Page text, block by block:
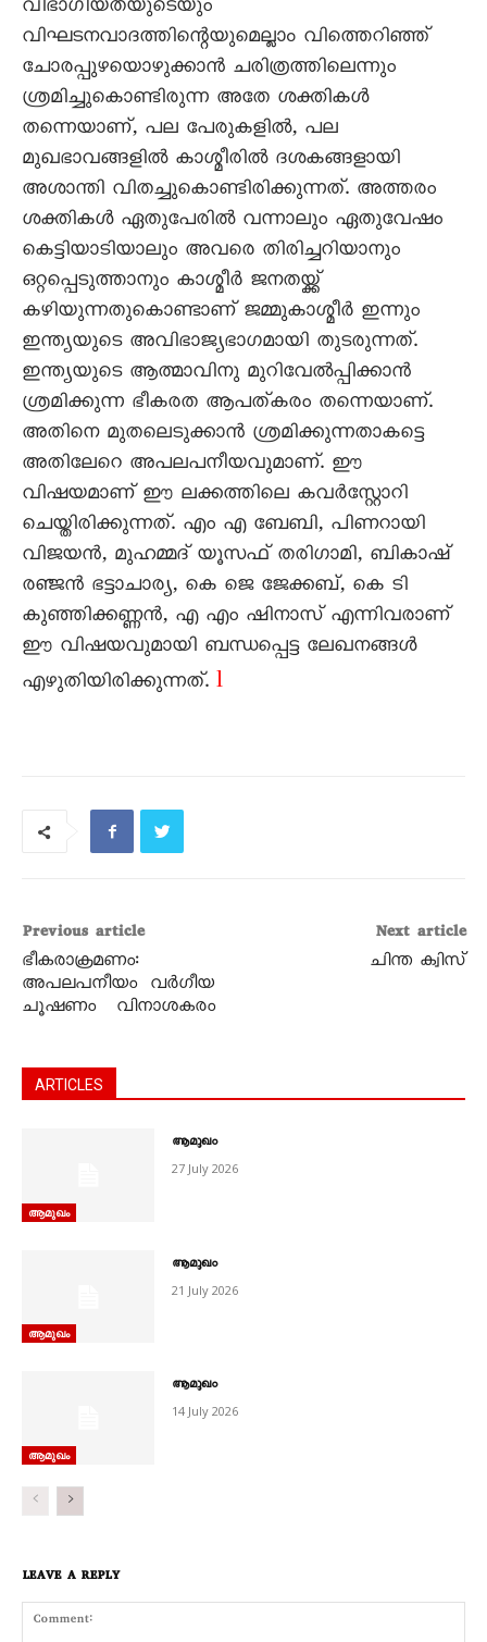
വിഭാഗീയതയുടെയും
വിഘടനവാദത്തിന്റെയുമെല്ലാം വിത്തെറിഞ്ഞ്
ചോരപ്പുഴയൊഴുക്കാൻ ചരിത്രത്തിലെന്നും
ശ്രമിച്ചുകൊണ്ടിരുന്ന അതേ ശക്തികൾ
തന്നെയാണ്, പല പേരുകളിൽ, പല
മുഖഭാവങ്ങളിൽ കാശ്മീരിൽ ദശകങ്ങളായി
അശാന്തി വിതച്ചുകൊണ്ടിരിക്കുന്നത്. അത്തരം
ശക്തികൾ ഏതുപേരിൽ വന്നാലും ഏതുവേഷം
കെട്ടിയാടിയാലും അവരെ തിരിച്ചറിയാനും
ഒറ്റപ്പെടുത്താനും കാശ്മീർ ജനതയ്ക്ക്
കഴിയുന്നതുകൊണ്ടാണ് ജമ്മുകാശ്മീർ ഇന്നും
ഇന്ത്യയുടെ അവിഭാജ്യഭാഗമായി തുടരുന്നത്.
ഇന്ത്യയുടെ ആത്മാവിനു മുറിവേൽപ്പിക്കാൻ
ശ്രമിക്കുന്ന ഭീകരത ആപത്കരം തന്നെയാണ്.
അതിനെ മുതലെടുക്കാൻ ശ്രമിക്കുന്നതാകട്ടെ
അതിലേറെ അപലപനീയവുമാണ്. ഈ
വിഷയമാണ് ഈ ലക്കത്തിലെ കവർസ്റ്റോറി
ചെയ്തിരിക്കുന്നത്. എം എ ബേബി, പിണറായി
വിജയൻ, മുഹമ്മദ് യൂസഫ് തരിഗാമി, ബികാഷ്
രഞ്ജൻ ഭട്ടാചാര്യ, കെ ജെ ജേക്കബ്, കെ ടി
കുഞ്ഞിക്കണ്ണൻ, എ എം ഷിനാസ് എന്നിവരാണ്
ഈ വിഷയവുമായി ബന്ധപ്പെട്ട ലേഖനങ്ങൾ
എഴുതിയിരിക്കുന്നത്. l
Previous article
ഭീകരാക്രമണം:
അപലപനീയം വർഗീയ
ചൂഷണം വിനാശകരം
Next article
ചിന്ത ക്വിസ്
ARTICLES
ആമുഖം
ആമുഖം
27 July 2026
ആമുഖം
ആമുഖം
21 July 2026
ആമുഖം
ആമുഖം
14 July 2026
LEAVE A REPLY